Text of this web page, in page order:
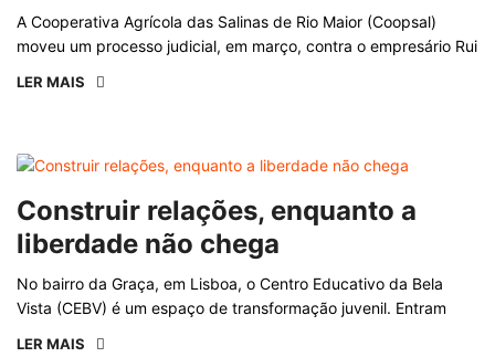
A Cooperativa Agrícola das Salinas de Rio Maior (Coopsal)
moveu um processo judicial, em março, contra o empresário Rui
LER MAIS
Construir relações, enquanto a
liberdade não chega
No bairro da Graça, em Lisboa, o Centro Educativo da Bela
Vista (CEBV) é um espaço de transformação juvenil. Entram
LER MAIS